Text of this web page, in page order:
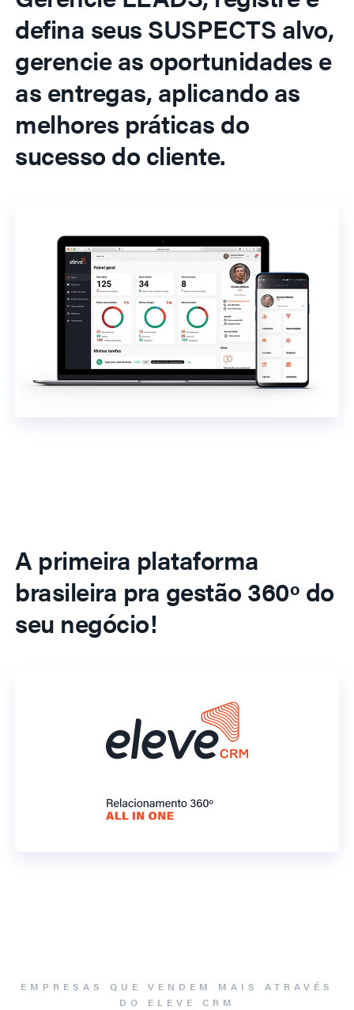
defina seus SUSPECTS alvo,
gerencie as oportunidades e
as entregas, aplicando as
melhores práticas do
sucesso do cliente.
A primeira plataforma
brasileira pra gestão 360º do
seu negócio!
EMPRESAS QUE VENDEM MAIS ATRAVÉS
DO ELEVE CRM